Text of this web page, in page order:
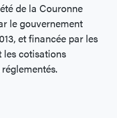
de la Couronne
le gouvernement
et financée par les
les cotisations